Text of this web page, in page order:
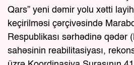
Qars” yeni dəmir yolu xətti
keçirilməsi çərçivəsində
Respublikası sərhədinə qədər
sahəsinin reabilitasiyası,